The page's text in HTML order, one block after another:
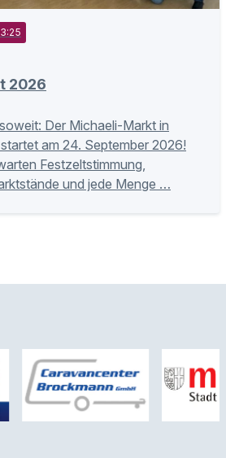
2026
Der Michaeli-Markt in
am 24. September 2026!
Festzeltstimmung,
und jede Menge …